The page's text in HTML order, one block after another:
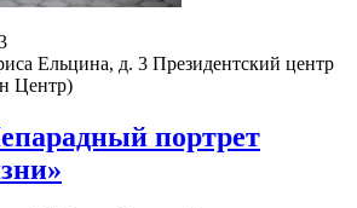
Ельцина, д. 3 Президентский центр
Центр)
портрет